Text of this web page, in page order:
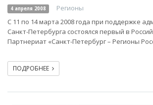
4 апреля 2008
Регионы
С 11 по 14 марта 2008 года при поддержке
Санкт-Петербурга состоялся первый в
Партнериат «Санкт-Петербург – Регионы
ПОДРОБНЕЕ